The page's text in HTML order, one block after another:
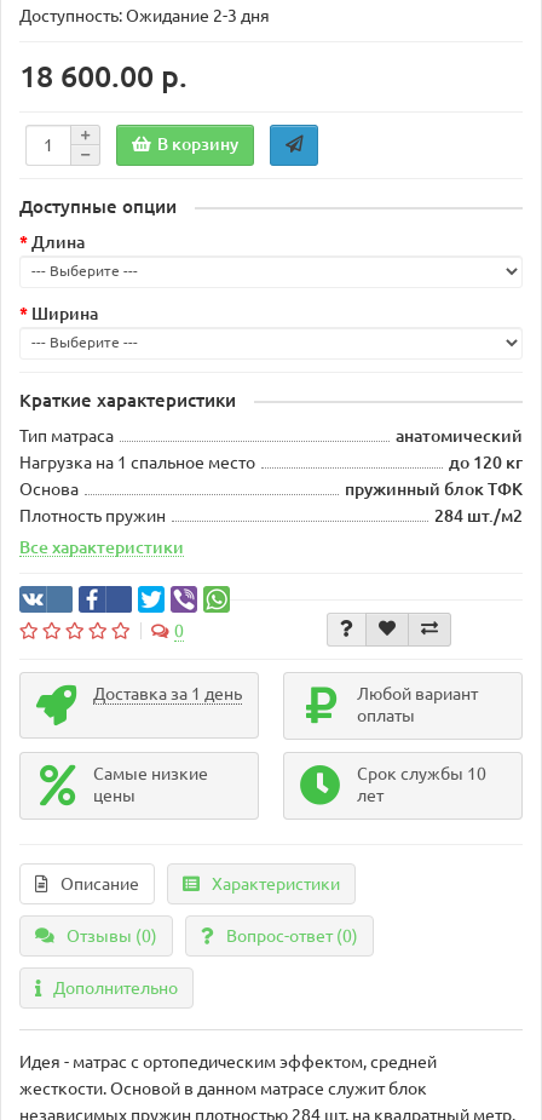
Доступность: Ожидание 2-3 дня
18 600.00 р.
В корзину
Доступные опции
Длина
Ширина
Краткие характеристики
Тип матраса
анатомический
Нагрузка на 1 спальное место
до 120 кг
Основа
пружинный блок ТФК
Плотность пружин
284 шт./м2
Все характеристики
0
Доставка за 1 день
Любой вариант
оплаты
Самые низкие
цены
Срок службы 10
лет
Описание Характеристики
Отзывы (0) Вопрос-ответ(0)
Дополнительно
Идея - матрас с ортопедическим эффектом, средней
жесткости. Основой в данном матрасе служит блок
независимых пружин плотностью 284 шт. на квадратный метр.